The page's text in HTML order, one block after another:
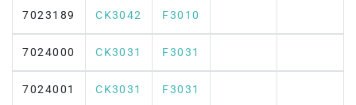
7023189 CK3042 F3010
7024000 CK3031 F3031
7024001 CK3031 F3031